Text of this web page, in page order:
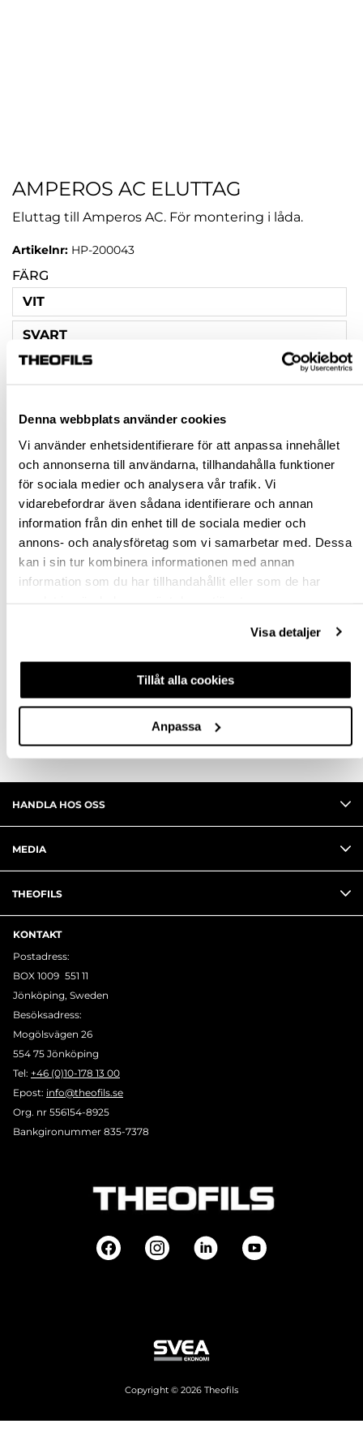
Denna webbplats använder cookies
Vi använder enhetsidentifierare för att anpassa innehållet
och annonserna till användarna, tillhandahålla funktioner
för sociala medier och analysera vår trafik. Vi
vidarebefordrar även sådana identifierare och annan
information från din enhet till de sociala medier och
annons- och analysföretag som vi samarbetar med. Dessa
kan i sin tur kombinera informationen med annan
information som du har tillhandahållit eller som de har
Visa detaljer
Tillåt alla cookies
Anpassa
AMPEROS AC ELUTTAG
Eluttag till Amperos AC. För montering i låda.
Artikelnr: HP-200043
FÄRG
VIT
SVART
VÄLJ VARIANT
Snabba leveranser
Hämta i butik
Ledande leverantör i Sverige
RECENSIONER
HANDLA HOS OSS
MEDIA
THEOFILS
KONTAKT
Postadress:
BOX 1009 551 11
Jönköping, Sweden
Besöksadress:
Mogölsvägen 26
554 75 Jönköping
Tel: +46 (0)10-178 13 00
Epost: info@theofils.se
Org. nr 556154-8925
Bankgironummer 835-7378
Copyright © 2026 Theofils